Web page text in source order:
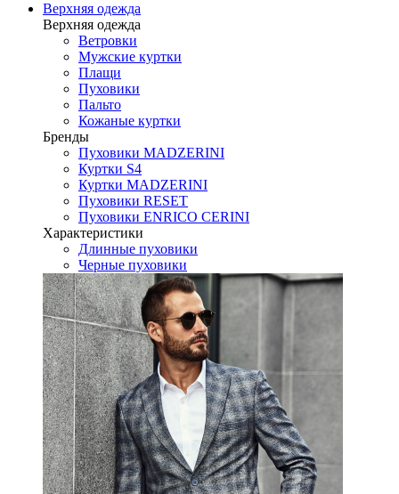
Верхняя одежда
Верхняя одежда
Ветровки
Мужские куртки
Плащи
Пуховики
Пальто
Кожаные куртки
Бренды
Пуховики MADZERINI
Куртки S4
Куртки MADZERINI
Пуховики RESET
Пуховики ENRICO CERINI
Характеристики
Длинные пуховики
Черные пуховики